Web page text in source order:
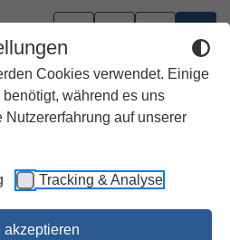
Cookies verwendet. Einige
während es uns
auf unserer
Tracking & Analyse
akzeptieren